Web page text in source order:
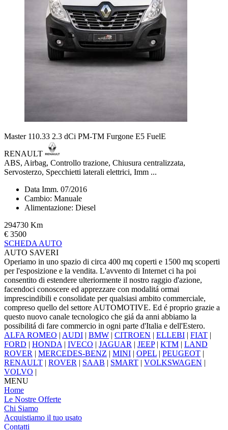
Master 110.33 2.3 dCi PM-TM Furgone E5 FuelE
RENAULT
ABS, Airbag, Controllo trazione, Chiusura centralizzata,
Servosterzo, Specchietti laterali elettrici, Imm ...
Data Imm. 07/2016
Cambio: Manuale
Alimentazione: Diesel
294730 Km
€ 3500
SCHEDA AUTO
AUTO SAVERI
Operiamo in uno spazio di circa 400 mq coperti e 1500 mq scoperti
per l'esposizione e la vendita. L'avvento di Internet ci ha poi
consentito di estendere ulteriormente il nostro raggio d'azione,
facendoci conoscere ed apprezzare con modalitá ormai
imprescindibili e consolidate per qualsiasi ambito commerciale,
compreso quello del settore AUTOMOTIVE. Ed é proprio grazie a
questo nuovo canale tecnologico che giá da anni abbiamo la
possibilitá di fare commercio in ogni parte d'Italia e dell'Estero.
ALFA ROMEO | AUDI | BMW | CITROEN | ELLEBI | FIAT |
FORD | HONDA | IVECO | JAGUAR | JEEP| KTM | LAND
ROVER | MERCEDES-BENZ | MINI | OPEL | PEUGEOT |
RENAULT | ROVER | SAAB | SMART | VOLKSWAGEN |
VOLVO |
MENU
Home
Le Nostre Offerte
Chi Siamo
Acquistiamo il tuo usato
Contatti